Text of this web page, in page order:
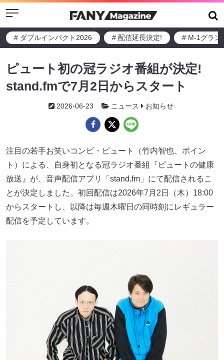
Menu
# ダブルインパクト2026 # 配信延長決定! # M-1グラン
ピュート初の冠ラジオ番組が決定!
stand.fmで7月2日からスタート
2026-06-23 ニュース お知らせ
注目の若手お笑いコンビ・ピュート（竹内智也、ポイン
ト）による、自身初となる冠ラジオ番組『ピュートの健康
放送』が、音声配信アプリ「stand.fm」にて配信されるこ
とが決定しました。初回配信は2026年7月2日（木）18:00
からスタートし、以降は毎週木曜日の同時刻にレギュラー
配信を予定しています。